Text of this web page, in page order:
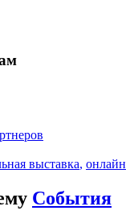
выставка, онлайн
События